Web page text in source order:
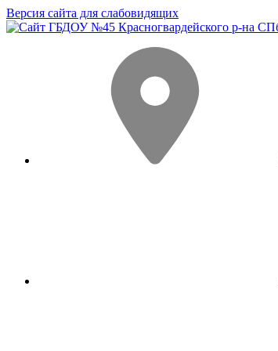
Версия сайта для слабовидящих